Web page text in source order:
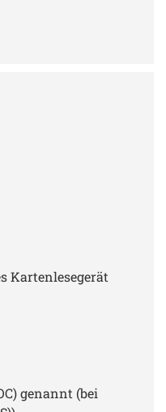
Kartenlesegerät
genannt (bei